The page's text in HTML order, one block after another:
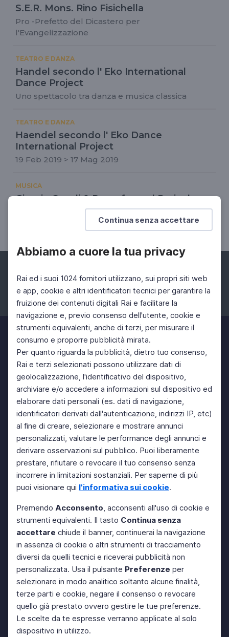
Continua senza accettare
Abbiamo a cuore la tua privacy
Rai ed i suoi 1024 fornitori utilizzano, sui propri siti web
e app, cookie e altri identificatori tecnici per garantire la
fruizione dei contenuti digitali Rai e facilitare la
navigazione e, previo consenso dell'utente, cookie e
strumenti equivalenti, anche di terzi, per misurare il
consumo e proporre pubblicità mirata.
Per quanto riguarda la pubblicità, dietro tuo consenso,
Rai e terzi selezionati possono utilizzare dati di
geolocalizzazione, l'identificativo del dispositivo,
archiviare e/o accedere a informazioni sul dispositivo ed
elaborare dati personali (es. dati di navigazione,
identificatori derivati dall'autenticazione, indirizzi IP, etc)
al fine di creare, selezionare e mostrare annunci
personalizzati, valutare le performance degli annunci e
derivare osservazioni sul pubblico. Puoi liberamente
prestare, rifiutare o revocare il tuo consenso senza
incorrere in limitazioni sostanziali. Per saperne di più
puoi visionare qui l'informativa sui cookie.
Premendo Acconsento, acconsenti all'uso di cookie e
strumenti equivalenti. Il tasto Continua senza
accettare chiude il banner, continuerai la navigazione
in assenza di cookie o altri strumenti di tracciamento
diversi da quelli tecnici e riceverai pubblicità non
personalizzata. Usa il pulsante Preferenze per
selezionare in modo analitico soltanto alcune finalità,
terze parti e cookie, negare il consenso o revocare
quello già prestato ovvero gestire le tue preferenze.
Le scelte da te espresse verranno applicate al solo
dispositivo in utilizzo.
S.E.R. Mons. Rino Fisichella
Pro -Prefetto del Dicastero per
l'Evangelizzazione
TEATRO E DANZA
Handel secondo l' Eko International
Dance Project
Uno spettacolo tra danza e musica classica
TEATRO E DANZA
Haendel secondo l' Eko Dance
International Project
19 Feb 2019 > 17 Mag 2019
MUSICA
Giorgio Canali & Rossofuoco | Pericolo
13 Nov 2023 > 01 Mar 2024
Facebook Instagram Twitter